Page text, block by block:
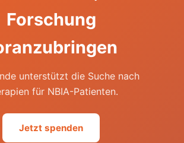
Forschung
unterstützt die Suche nach
für NBIA-Patienten.
Jetzt spenden